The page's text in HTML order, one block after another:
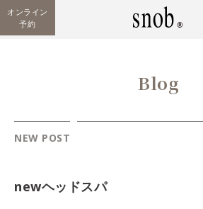
オンライン
予約
Blog
NEW POST
newヘッドスパ